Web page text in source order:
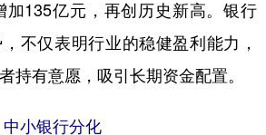
人居 信息化 数字经济
村振兴 银龄 溯源中国
旅游 能源 会展
娱乐 时尚
加135亿元，再创历史新高。银行
不仅表明行业的稳健盈利能力，
持有意愿，吸引长期资金配置。
小银行分化